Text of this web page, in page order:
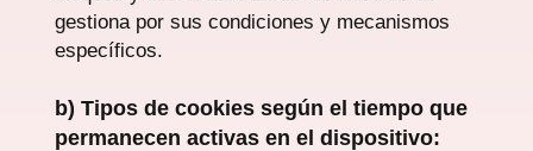
gestiona por sus condiciones y mecanismos
específicos.
b) Tipos de cookies según el tiempo que
permanecen activas en el dispositivo: